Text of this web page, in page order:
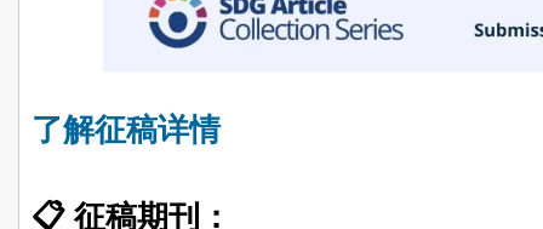
了解征稿详情
📋 征稿期刊：